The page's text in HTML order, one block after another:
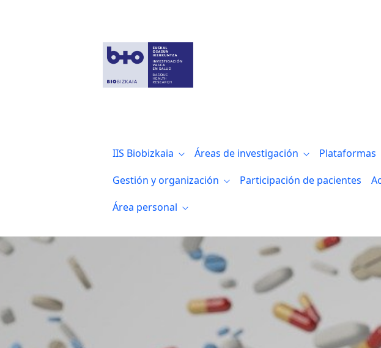
IIS Biobizkaia Áreas de investigación Plataformas
Gestión y organización
Participación de pacientes
Área personal